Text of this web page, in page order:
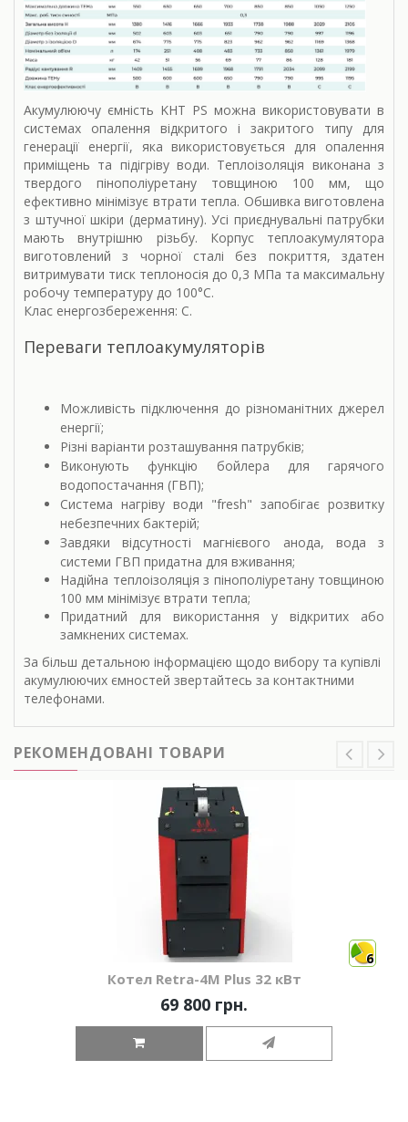
Акумулюючу ємність KHT PS можна використовувати в
системах опалення відкритого і закритого типу для
генерації енергії, яка використовується для опалення
приміщень та підігріву води. Теплоізоляція виконана з
твердого пінополіуретану товщиною 100 мм, що
ефективно мінімізує втрати тепла. Обшивка виготовлена
з штучної шкіри (дерматину). Усі приєднувальні патрубки
мають внутрішню різьбу. Корпус теплоакумулятора
виготовлений з чорної сталі без покриття, здатен
витримувати тиск теплоносія до 0,3 МПа та максимальну
робочу температуру до 100°С.
Клас енергозбереження: С.
Переваги теплоакумуляторів
Можливість підключення до різноманітних джерел
енергії;
Різні варіанти розташування патрубків;
Виконують функцію бойлера для гарячого
водопостачання (ГВП);
Система нагріву води "fresh" запобігає розвитку
небезпечних бактерій;
Завдяки відсутності магнієвого анода, вода з
системи ГВП придатна для вживання;
Надійна теплоізоляція з пінополіуретану товщиною
100 мм мінімізує втрати тепла;
Придатний для використання у відкритих або
замкнених системах.
За більш детальною інформацією щодо вибору та купівлі
акумулюючих ємностей звертайтесь за контактними
телефонами.
РЕКОМЕНДОВАНІ ТОВАРИ
6
Котел Retra-4М Plus 32 кВт
69 800 грн.